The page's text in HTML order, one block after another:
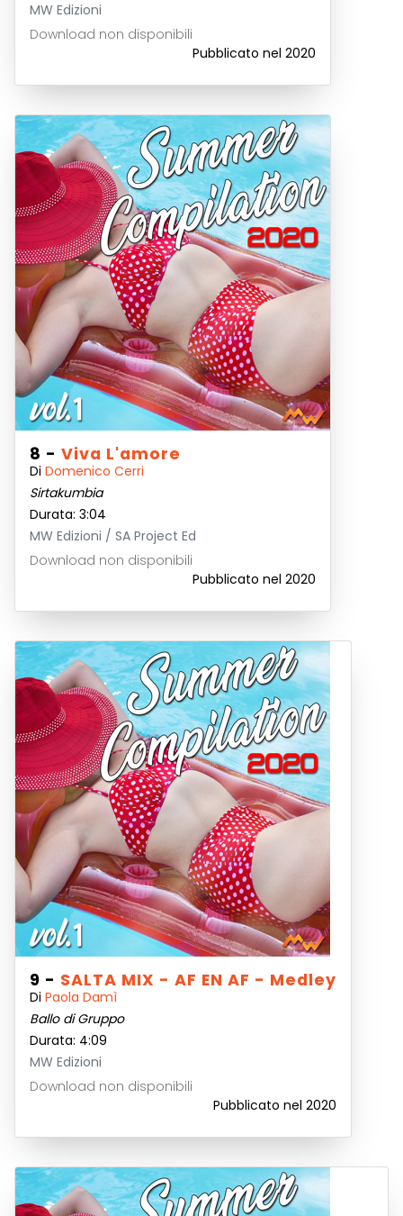
MW Edizioni
Download non disponibili
Pubblicato nel 2020
8 - Viva L'amore
Di Domenico Cerri
Sirtakumbia
Durata: 3:04
MW Edizioni / SA Project Ed
Download non disponibili
Pubblicato nel 2020
9 - SALTA MIX - AF EN AF - Medley
Di Paola Damì
Ballo di Gruppo
Durata: 4:09
MW Edizioni
Download non disponibili
Pubblicato nel 2020